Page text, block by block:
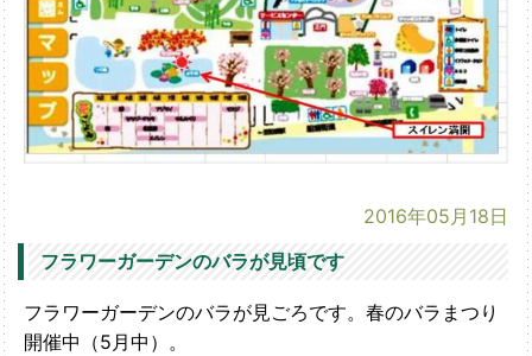
2016年05月18日
フラワーガーデンのバラが見頃です
フラワーガーデンのバラが見ごろです。春のバラまつり
開催中（5月中）。